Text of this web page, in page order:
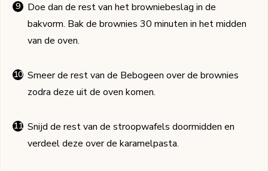
Doe dan de rest van het browniebeslag in de
bakvorm. Bak de brownies 30 minuten in het midden
van de oven.
Smeer de rest van de Bebogeen over de brownies
zodra deze uit de oven komen.
Snijd de rest van de stroopwafels doormidden en
verdeel deze over de karamelpasta.